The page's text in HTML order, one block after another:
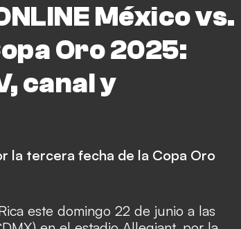
México vs.
Oro 2025:
canal y
la tercera fecha de la Copa Oro
este domingo 22 de junio a las